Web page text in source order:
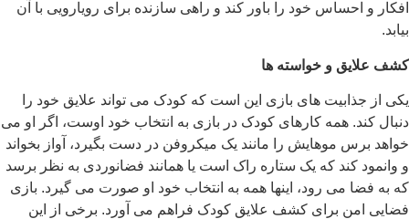
افکار و احساس خود را باور کند و راهی سازنده برای رویارویی با آن
بیابد.
کشف علایق و خواسته ها
یکی از جذابیت های بازی این است که کودک می تواند علایق خود را
دنبال کند. همه کارهای کودک در بازی به انتخاب خود اوست، اگر او می
خواهد برس موهایش را مانند یک میکروفن در دست بگیرد، آواز بخواند
و وانمود کند که یک ستاره راک است یا همانند فضانوردی به نظر برسد
که به فضا می رود، اینها همه به انتخاب خود او صورت می گیرد. بازی
فضایی امن برای کشف علایق کودک فراهم می آورد. برخی از این